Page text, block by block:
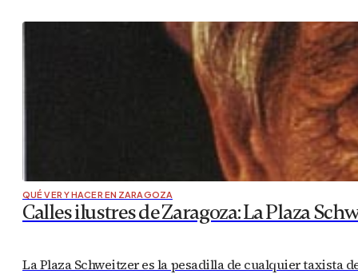
QUÉ VER Y HACER EN ZARAGOZA
Calles ilustres de Zaragoza: La Plaza
La Plaza Schweitzer es la pesadilla de cualquier taxista